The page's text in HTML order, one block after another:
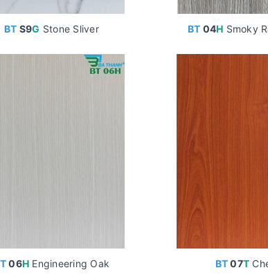
BT S9G Stone Sliver BT 04H Smoky
06H Engineering Oak BT07T